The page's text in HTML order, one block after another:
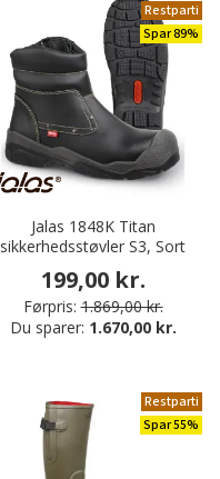
Restparti
Spar 89%
Jalas 1848K Titan
sikkerhedsstøvler S3, Sort
199,00 kr.
Førpris: 1.869,00 kr.
Du sparer: 1.670,00 kr.
Restparti
Spar 55%